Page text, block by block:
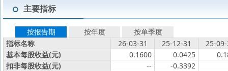
主要指标
按报告期 按年度
按单季度
指标名称
26-03-31 25-12-31
25-
基本每股收益(元)
0.1600 0.0425
扣非每股收益(元)
--
-0.3392